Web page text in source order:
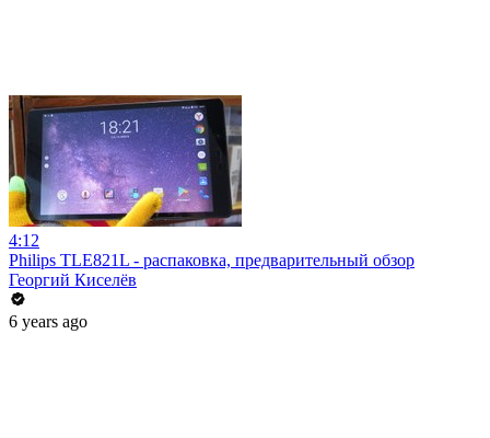
4:12
Philips TLE821L - распаковка, предварительный обзор
Георгий Киселёв
6 years ago